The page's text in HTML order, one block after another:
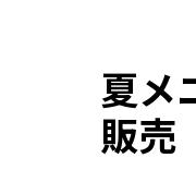
夏メ
販売